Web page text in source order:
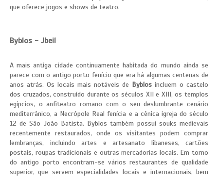
que oferece jogos e shows de teatro.
Byblos - Jbeil
A mais antiga cidade continuamente habitada do mundo ainda se
parece com o antigo porto fenício que era há algumas centenas de
anos atrás. Os locais mais notáveis de Byblos incluem o castelo
dos cruzados, construído durante os séculos XII e XIII, os templos
egípcios, o anfiteatro romano com o seu deslumbrante cenário
mediterrânico, a Necrópole Real fenícia e a cênica igreja do século
12 de São João Batista. Byblos também possui souks medievais
recentemente restaurados, onde os visitantes podem comprar
lembranças, incluindo artes e artesanato libaneses, cartões
postais, roupas tradicionais e outras mercadorias locais. Em torno
do antigo porto encontram-se vários restaurantes de qualidade
superior, que servem especialidades locais e internacionais, bem